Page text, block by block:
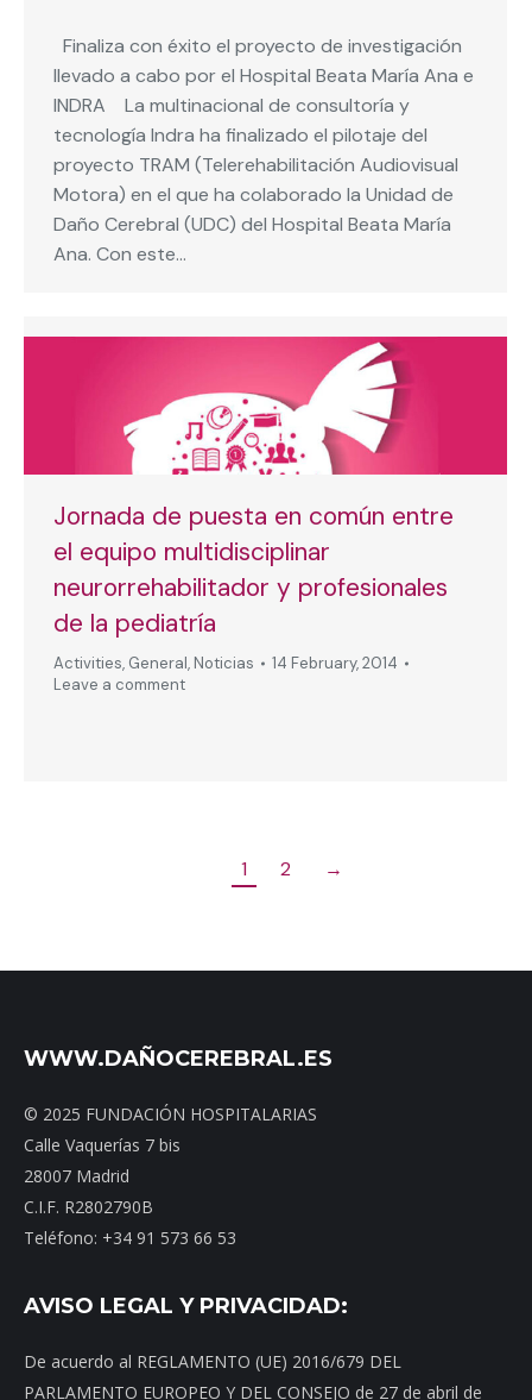
Finaliza con éxito el proyecto de investigación
llevado a cabo por el Hospital Beata María Ana e
INDRA La multinacional de consultoría y
tecnología Indra ha finalizado el pilotaje del
proyecto TRAM (Telerehabilitación Audiovisual
Motora) en el que ha colaborado la Unidad de
Daño Cerebral (UDC) del Hospital Beata María
Ana. Con este…
Jornada de puesta en común entre
el equipo multidisciplinar
neurorrehabilitador y profesionales
de la pediatría
Activities, General, Noticias
14 February, 2014
Leave a comment
1 2 →
WWW.DAÑOCEREBRAL.ES
© 2025 FUNDACIÓN HOSPITALARIAS
Calle Vaquerías 7 bis
28007 Madrid
C.I.F. R2802790B
Teléfono: +34 91 573 66 53
AVISO LEGAL Y PRIVACIDAD:
De acuerdo al REGLAMENTO (UE) 2016/679 DEL
PARLAMENTO EUROPEO Y DEL CONSEJO de 27 de abril de